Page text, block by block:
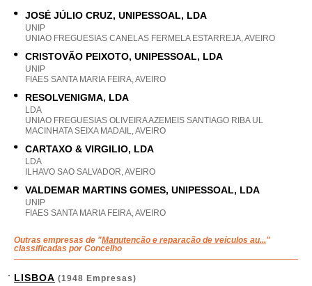
JOSÉ JÚLIO CRUZ, UNIPESSOAL, LDA
UNIP
UNIAO FREGUESIAS CANELAS FERMELA ESTARREJA, AVEIRO
CRISTOVÃO PEIXOTO, UNIPESSOAL, LDA
UNIP
FIAES SANTA MARIA FEIRA, AVEIRO
RESOLVENIGMA, LDA
LDA
UNIAO FREGUESIAS OLIVEIRA AZEMEIS SANTIAGO RIBA UL
MACINHATA SEIXA MADAIL, AVEIRO
CARTAXO & VIRGILIO, LDA
LDA
ILHAVO SAO SALVADOR, AVEIRO
VALDEMAR MARTINS GOMES, UNIPESSOAL, LDA
UNIP
FIAES SANTA MARIA FEIRA, AVEIRO
Outras empresas de "Manutenção e reparação de veículos au..."
classificadas por Concelho
LISBOA (1948 Empresas)